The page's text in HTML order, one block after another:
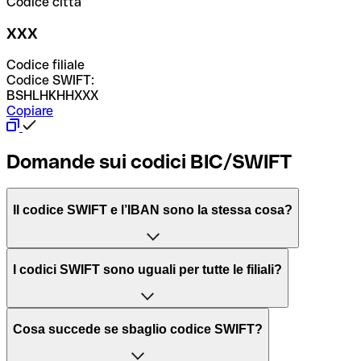
XXX
Codice filiale
Codice SWIFT:
BSHLHKHHXXX
Copiare
Domande sui codici BIC/SWIFT
Il codice SWIFT e l’IBAN sono la stessa cosa?
L'acronimo SWIFT sta per “Society for Worldwide
per l’elaborazione dei pagamenti tra diversi Paesi.
Il BIC, invece, sta per “Bank Identifier Code” ed è una
I codici SWIFT sono uguali per tutte le filiali?
Dipende dalle banche. In alcuni casi le banche utilizzano
Cosa succede se sbaglio codice SWIFT?